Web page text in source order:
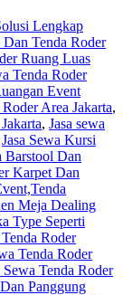
Lengkap
Tenda Roder
Ruang Luas
Tenda Roder
Event
Area Jakarta,
, Jasa sewa
Jasa Sewa Kursi
Barstool Dan
Karpet Dan
Meja Dealing
Type Seperti
Roder
Tenda Roder
Sewa Tenda Roder
Panggung